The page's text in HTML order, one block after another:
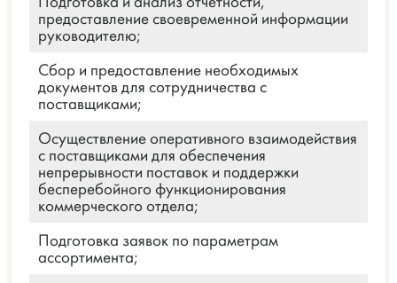
предоставление своевременной информации
руководителю;
Сбор и предоставление необходимых
документов для сотрудничества с
поставщиками;
Осуществление оперативного взаимодействия
с поставщиками для обеспечения
непрерывности поставок и поддержки
бесперебойного функционирования
коммерческого отдела;
Подготовка заявок по параметрам
ассортимента;